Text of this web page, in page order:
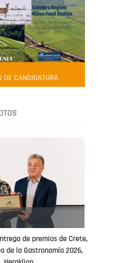
FILM MENU
Oliver
is founder of television
promoting local and
GIFT CHALLENGE
DE CANDIDATURA
de premios de Crete,
de la Gastronomía 2026,